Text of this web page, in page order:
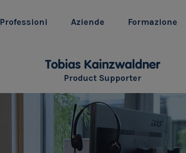
Professioni Aziende Formazione
Tobias Kainzwaldner
Product Supporter